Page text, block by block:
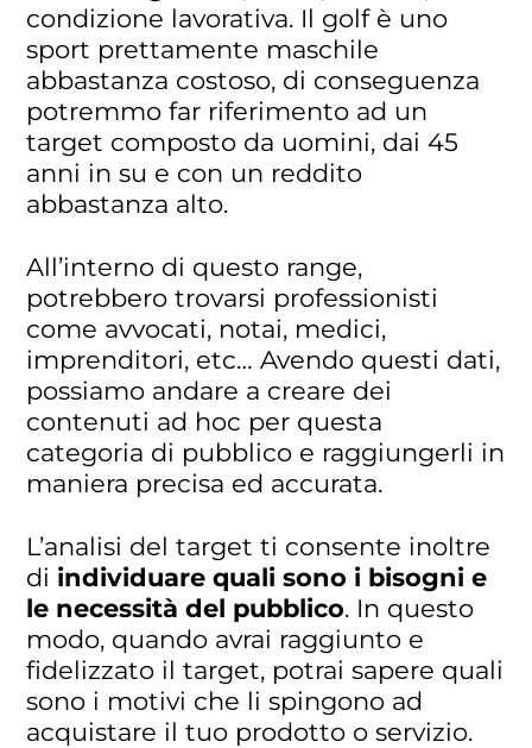
condizione lavorativa. Il golf è uno
sport prettamente maschile
abbastanza costoso, di conseguenza
potremmo far riferimento ad un
target composto da uomini, dai 45
anni in su e con un reddito
abbastanza alto.
All’interno di questo range,
potrebbero trovarsi professionisti
come avvocati, notai, medici,
imprenditori, etc… Avendo questi dati,
possiamo andare a creare dei
contenuti ad hoc per questa
categoria di pubblico e raggiungerli in
maniera precisa ed accurata.
L’analisi del target ti consente inoltre
di individuare quali sono i bisogni e
le necessità del pubblico. In questo
modo, quando avrai raggiunto e
fidelizzato il target, potrai sapere quali
sono i motivi che li spingono ad
acquistare il tuo prodotto o servizio.